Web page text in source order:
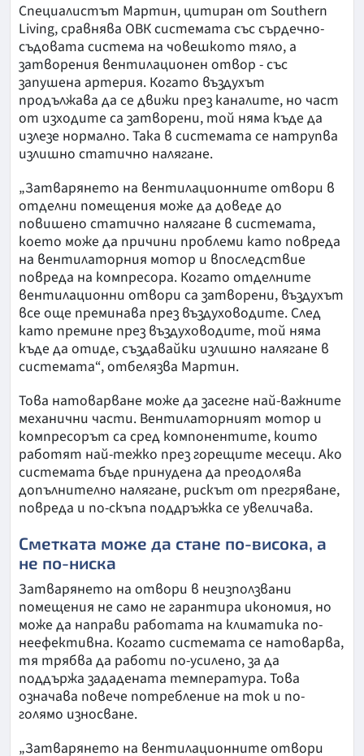
Специалистът Мартин, цитиран от Southern
Living, сравнява ОВК системата със сърдечно-
съдовата система на човешкото тяло, а
затворения вентилационен отвор - със
запушена артерия. Когато въздухът
продължава да се движи през каналите, но част
от изходите са затворени, той няма къде да
излезе нормално. Така в системата се натрупва
излишно статично налягане.
„Затварянето на вентилационните отвори в
отделни помещения може да доведе до
повишено статично налягане в системата,
което може да причини проблеми като повреда
на вентилаторния мотор и впоследствие
повреда на компресора. Когато отделните
вентилационни отвори са затворени, въздухът
все още преминава през въздуховодите. След
като премине през въздуховодите, той няма
къде да отиде, създавайки излишно налягане в
системата“, отбелязва Мартин.
Това натоварване може да засегне най-важните
механични части. Вентилаторният мотор и
компресорът са сред компонентите, които
работят най-тежко през горещите месеци. Ако
системата бъде принудена да преодолява
допълнително налягане, рискът от прегряване,
повреда и по-скъпа поддръжка се увеличава.
Сметката може да стане по-висока, а
не по-ниска
Затварянето на отвори в неизползвани
помещения не само не гарантира икономия, но
може да направи работата на климатика по-
неефективна. Когато системата се натоварва,
тя трябва да работи по-усилено, за да
поддържа зададената температура. Това
означава повече потребление на ток и по-
голямо износване.
„Затварянето на вентилационните отвори